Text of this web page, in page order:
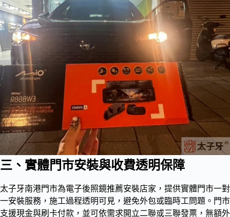
三、實體門市安裝與收費透明保障
太子牙南港門市為電子後照鏡推薦安裝店家，提供實體門市一對
一安裝服務，施工過程透明可見，避免外包或臨時工問題。門市
支援現金與刷卡付款，並可依需求開立二聯或三聯發票，無額外